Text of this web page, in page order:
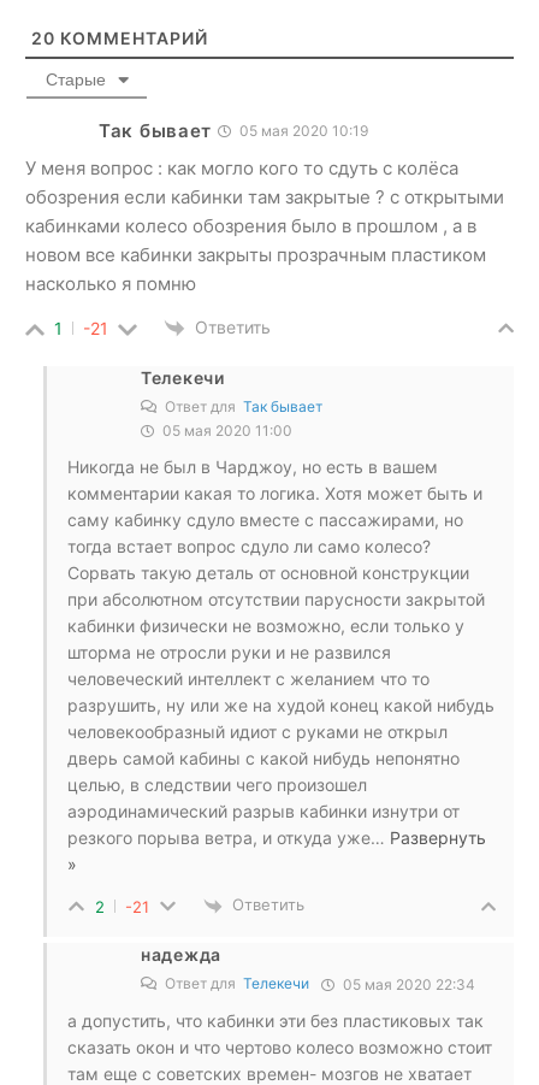
20 КОММЕНТАРИЙ
Старые
Так бывает 05 мая 2020 10:19
У меня вопрос : как могло кого то сдуть с колёса
обозрения если кабинки там закрытые ? с открытыми
кабинками колесо обозрения было в прошлом , а в
новом все кабинки закрыты прозрачным пластиком
насколько я помню
1 -21 Ответить
Телекечи
Ответ для Так бывает
05 мая 2020 11:00
Никогда не был в Чарджоу, но есть в вашем
комментарии какая то логика. Хотя может быть и
саму кабинку сдуло вместе с пассажирами, но
тогда встает вопрос сдуло ли само колесо?
Сорвать такую деталь от основной конструкции
при абсолютном отсутствии парусности закрытой
кабинки физически не возможно, если только у
шторма не отросли руки и не развился
человеческий интеллект с желанием что то
разрушить, ну или же на худой конец какой нибудь
человекообразный идиот с руками не открыл
дверь самой кабины с какой нибудь непонятно
целью, в следствии чего произошел
аэродинамический разрыв кабинки изнутри от
резкого порыва ветра, и откуда уже… Развернуть
»
2 -21 Ответить
надежда
Ответ для Телекечи 05 мая 2020 22:34
а допустить, что кабинки эти без пластиковых так
сказать окон и что чертово колесо возможно стоит
там еще с советских времен- мозгов не хватает